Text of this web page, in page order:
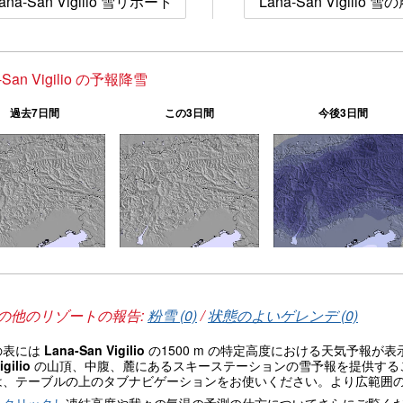
Vigilio の予報降雪
過去7日間 この3日間 今後3日間
他のリゾートの報告:粉雪 (0)/状態のよいゲレンデ (0)
には Lana-San Vigilio の1500 m の特定高度における天気予報が
の山頂、中腹、麓にあるスキーステーションの雪予報を提供す
テーブルの上のタブナビゲーションをお使いください。より広範囲